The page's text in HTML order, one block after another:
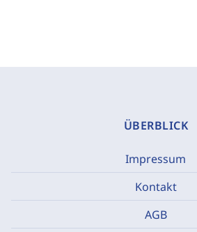
ÜBERBLICK
Impressum
Kontakt
AGB